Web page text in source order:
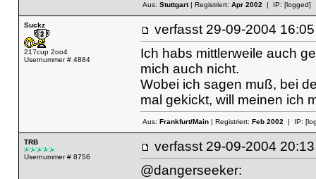
Aus: Stuttgart| Registriert: Apr 2002| IP: [logged]
Suckz
217cup 2oo4
Usernummer # 4884
verfasst 29-09-2004
Ich habs mittlerweile auch
mich auch nicht.
Wobei ich sagen muß, bei
mal gekickt, will meinen ich
Aus: Frankfurt/Main| Registriert: Feb 2002| IP:
TRB
Usernummer # 8756
verfasst 29-09-2004
@dangerseeker: